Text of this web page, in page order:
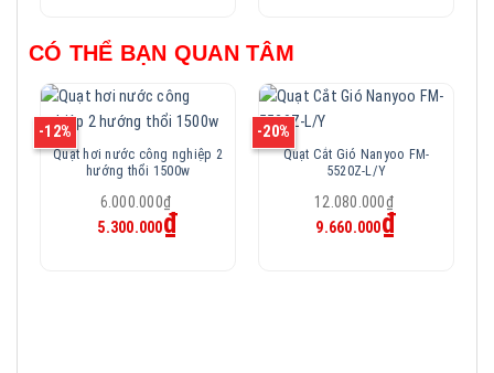
CÓ THỂ BẠN QUAN TÂM
-12%
Quạt hơi nước công nghiệp 2
hướng thổi 1500w
6.000.000₫
gốc
là:
5.300.000₫
-20%
Quạt Cắt Gió Nanyoo FM-
5520Z-L/Y
12.080.000₫
9.660.000₫